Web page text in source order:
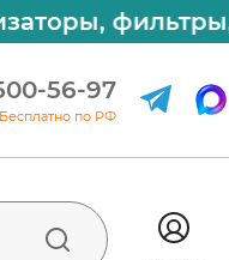
фильтры, ПГУ
56-97
Бесплатно по РФ